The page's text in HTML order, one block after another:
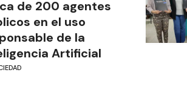
de 200 agentes
en el uso
de la
Artificial